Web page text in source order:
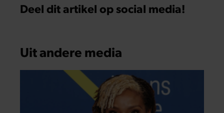
Deel dit artikel op social media!
Uit andere media